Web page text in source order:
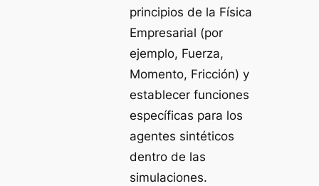
principios de la Física
Empresarial (por
ejemplo, Fuerza,
Momento, Fricción) y
establecer funciones
específicas para los
agentes sintéticos
dentro de las
simulaciones.